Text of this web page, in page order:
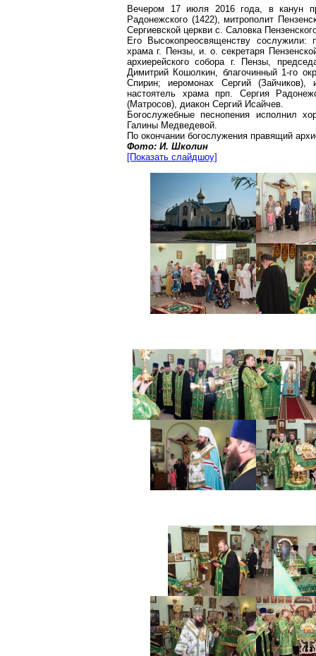
Вечером 17 июля 2016 года, в канун
Радонежского (1422), митрополит
Сергиевской церкви с. Саловка
Его Высокопреосвященству сослужили:
храма г. Пензы, и. о. секретаря
архиерейского собора г. Пензы,
Димитрий Кошолкин, благочинный 1-го
Спирин; иеромонах Сергий
настоятель храма прп. Сергия
(Матросов), диакон Сергий Исайчев.
Богослужебные песнопения исполнил
Галины Медведевой.
По окончании богослужения правящий
Фото: И. Школин
[Показать слайдшоу]